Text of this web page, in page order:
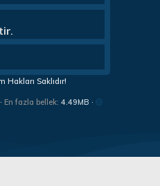
Saklıdır!
En fazla bellek 4.49MB